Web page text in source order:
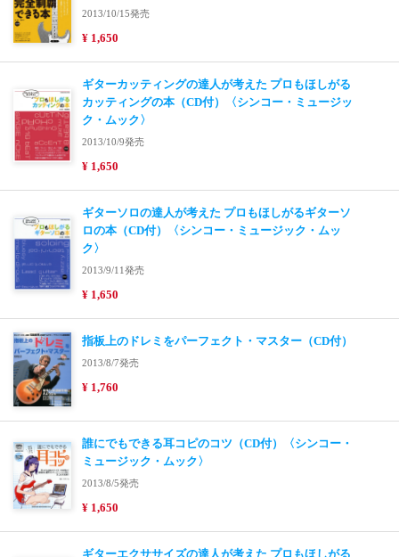
2013/10/15発売
¥ 1,650
ギターカッティングの達人が考えた プロもほしがる
カッティングの本（CD付）〈シンコー・ミュージッ
ク・ムック〉
2013/10/9発売
¥ 1,650
ギターソロの達人が考えた プロもほしがるギターソ
ロの本（CD付）〈シンコー・ミュージック・ムッ
ク〉
2013/9/11発売
¥ 1,650
指板上のドレミをパーフェクト・マスター（CD付）
2013/8/7発売
¥ 1,760
誰にでもできる耳コピのコツ（CD付）〈シンコー・
ミュージック・ムック〉
2013/8/5発売
¥ 1,650
ギターエクササイズの達人が考えた プロもほしがる